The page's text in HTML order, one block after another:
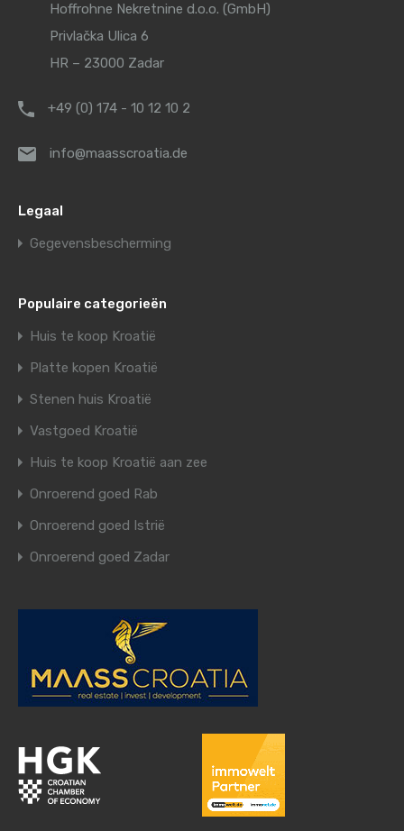
Hoffrohne Nekretnine d.o.o. (GmbH)
Privlačka Ulica 6
HR – 23000 Zadar
+49 (0) 174 - 10 12 10 2
info@maasscroatia.de
Legaal
Gegevensbescherming
Populaire categorieën
Huis te koop Kroatië
Platte kopen Kroatië
Stenen huis Kroatië
Vastgoed Kroatië
Huis te koop Kroatië aan zee
Onroerend goed Rab
Onroerend goed Istrië
Onroerend goed Zadar